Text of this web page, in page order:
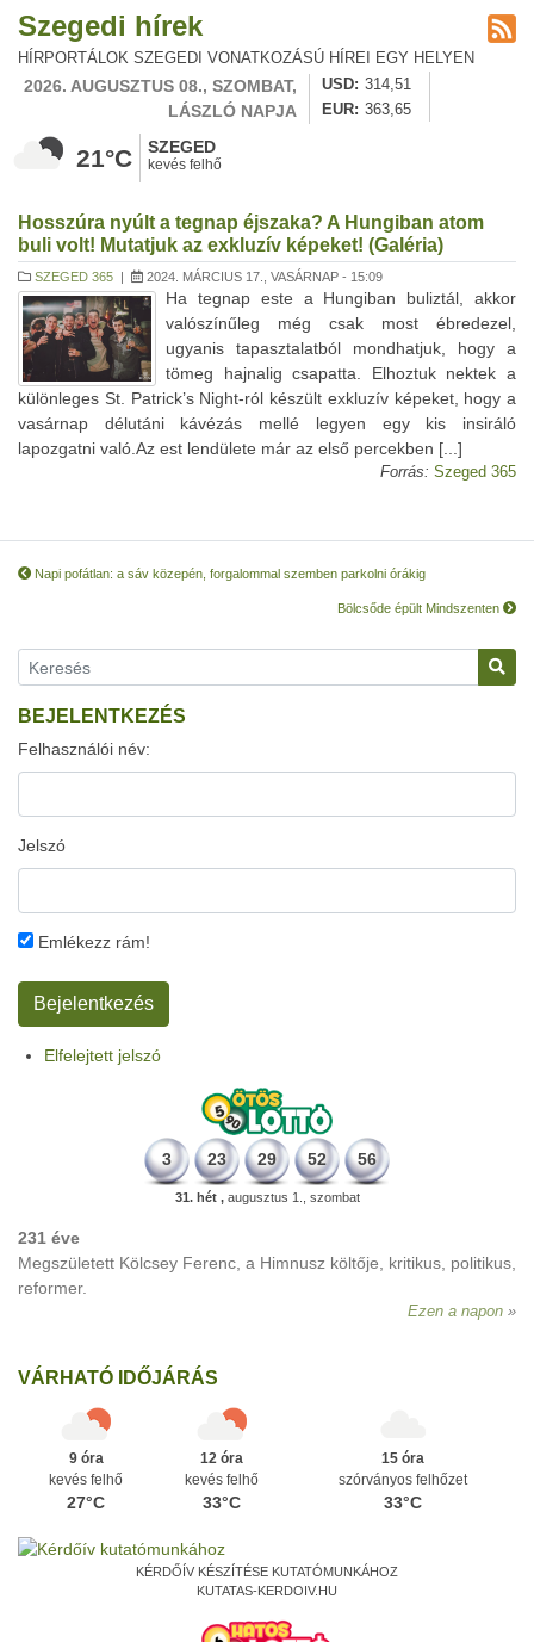
Szegedi hírek
HÍRPORTÁLOK SZEGEDI VONATKOZÁSÚ HÍREI EGY HELYEN
2026. AUGUSZTUS 08., SZOMBAT,
LÁSZLÓ NAPJA
USD
314,51
EUR
363,65
21°C SZEGED
kevés felhő
Hosszúra nyúlt a tegnap éjszaka? A Hungiban atom
buli volt! Mutatjuk az exkluzív képeket! (Galéria)
SZEGED 365 | 2024. MÁRCIUS 17., VASÁRNAP - 15:09
Ha tegnap este a Hungiban buliztál, akkor
valószínűleg még csak most ébredezel,
ugyanis tapasztalatból mondhatjuk, hogy a
tömeg hajnalig csapatta. Elhoztuk nektek a
különleges St. Patrick’s Night-ról készült exkluzív képeket, hogy a
vasárnap délutáni kávézás mellé legyen egy kis insiráló
lapozgatni való.Az est lendülete már az első percekben [...]
Forrás: Szeged 365
Napi pofátlan: a sáv közepén, forgalommal szemben parkolni órákig
Bölcsőde épült Mindszenten
BEJELENTKEZÉS
Felhasználói név:
Jelszó
Emlékezz rám!
Elfelejtett jelszó
3 23 29 52 56
31. hét ,augusztus 1., szombat
231 éve
Megszületett Kölcsey Ferenc, a Himnusz költője, kritikus, politikus,
reformer.
Ezen a napon
VÁRHATÓ IDŐJÁRÁS
9 óra
kevés felhő
27°C
12 óra
kevés felhő
33°C
15 óra
szórványos felhőzet
33°C
KÉRDŐÍV KÉSZÍTÉSE KUTATÓMUNKÁHOZ
KUTATAS-KERDOIV.HU